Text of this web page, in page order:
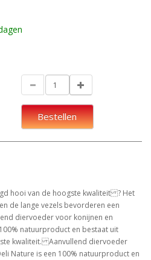
Bestellen
hooi van de hoogste kwaliteit ? Het
de lange vezels bevorderen een
diervoeder voor konijnen en
natuurproduct en bestaat uit
kwaliteit. Aanvullend diervoeder
Nature is een 100% natuurproduct en